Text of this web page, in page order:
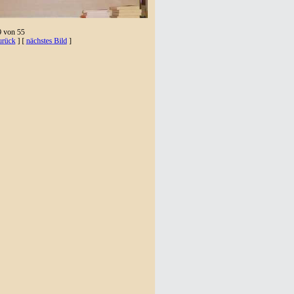
von 55
] [ nächstes Bild]